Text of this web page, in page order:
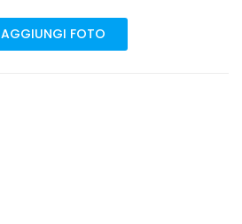
AGGIUNGI FOTO